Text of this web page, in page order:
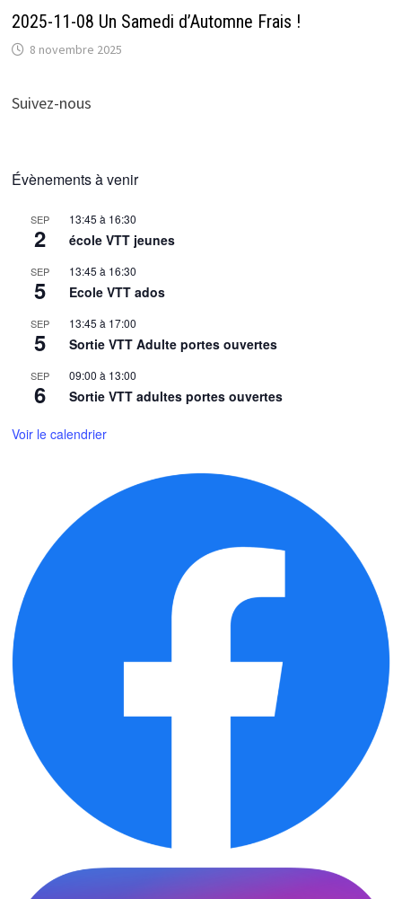
2025-11-08 Un Samedi d’Automne Frais !
8 novembre 2025
Suivez-nous
Évènements à venir
SEP
2
13:45 à 16:30
école VTT jeunes
SEP
5
13:45 à 16:30
Ecole VTT ados
SEP
5
13:45 à 17:00
Sortie VTT Adulte portes ouvertes
SEP
6
09:00 à 13:00
Sortie VTT adultes portes ouvertes
Voir le calendrier